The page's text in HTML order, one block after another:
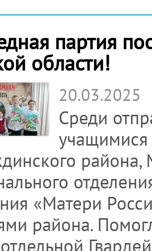
партия
области!
20.03.2025
Среди
учащимися
«Матери
района.